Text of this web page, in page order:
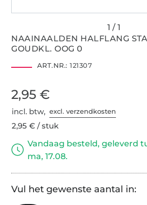
NAAINAALDEN HALFLANG
GOUDKL. OOG 0
ART.NR.: 121307
2,95 €
incl. btw,excl. verzendkosten
2,95 € / stuk
Vandaag besteld, geleverd
ma, 17.08.
Vul het gewenste aantal in: